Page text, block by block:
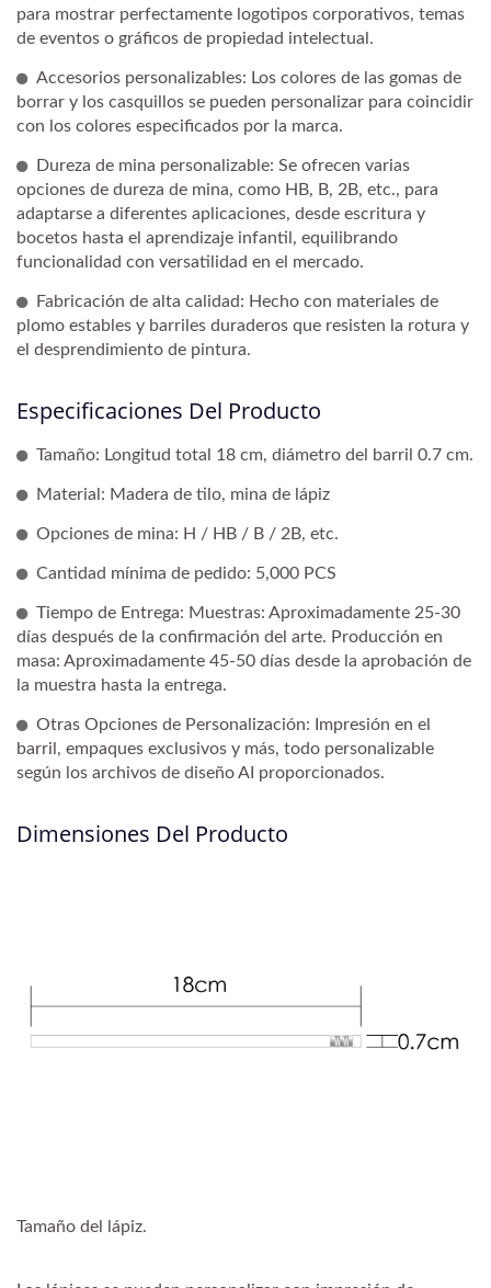
para mostrar perfectamente logotipos corporativos, temas
de eventos o gráficos de propiedad intelectual.
Accesorios personalizables: Los colores de las gomas de
borrar y los casquillos se pueden personalizar para coincidir
con los colores especificados por la marca.
Dureza de mina personalizable: Se ofrecen varias
opciones de dureza de mina, como HB, B, 2B, etc., para
adaptarse a diferentes aplicaciones, desde escritura y
bocetos hasta el aprendizaje infantil, equilibrando
funcionalidad con versatilidad en el mercado.
Fabricación de alta calidad: Hecho con materiales de
plomo estables y barriles duraderos que resisten la rotura y
el desprendimiento de pintura.
Especificaciones Del Producto
Tamaño: Longitud total 18 cm, diámetro del barril 0.7 cm.
Material: Madera de tilo, mina de lápiz
Opciones de mina: H / HB / B / 2B, etc.
Cantidad mínima de pedido: 5,000 PCS
Tiempo de Entrega: Muestras: Aproximadamente 25-30
días después de la confirmación del arte. Producción en
masa: Aproximadamente 45-50 días desde la aprobación de
la muestra hasta la entrega.
Otras Opciones de Personalización: Impresión en el
barril, empaques exclusivos y más, todo personalizable
según los archivos de diseño AI proporcionados.
Dimensiones Del Producto
Tamaño del lápiz.